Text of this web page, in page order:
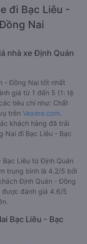
đi Bạc Liêu -
Nai
nhà xe Định Quán
- Đồng Nai tốt nhất
giá từ 1 đến 5 (1: tệ
tiêu chí như: Chất
trên Vexere.com.
khách hàng đã trải
Nai đi Bạc Liêu - Bạc
Liêu từ Định Quán
trung bình là 4.2/5 bởi
Định Quán - Đồng
được đánh giá 4.6/5
Bạc Liêu - Bạc